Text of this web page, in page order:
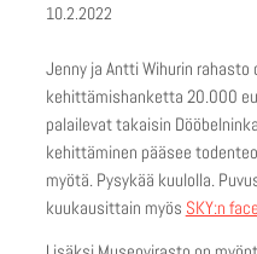
10.2.2022
Jenny ja Antti Wihurin rahasto
kehittämishanketta 20.000
palailevat takaisin
kehittäminen pääsee
myötä. Pysykää kuulolla.
kuukausittain myös SKY:n